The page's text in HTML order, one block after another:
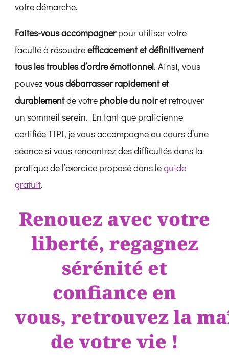
votre démarche.
Faites-vous accompagnerpour utiliser votre
faculté à résoudreefficacement et définitivement
tous les troubles d’ordre émotionnel. Ainsi, vous
pouvez vous débarrasser rapidement et
durablementde votre phobie du noiret retrouver
un sommeil serein. En tant que praticienne
certifiée TIPI, je vous accompagne au cours d’une
séance si vous rencontrez des difficultés dans la
pratique de l’exercice proposé dans leguide
gratuit.
Renouez avec votre
liberté, regagnez
sérénité et
confiance en
vous, retrouvez la
de votre vie !